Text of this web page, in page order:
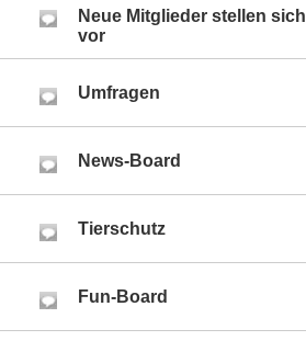
Neue Mitglieder stellen sich
vor
Umfragen
News-Board
Tierschutz
Fun-Board